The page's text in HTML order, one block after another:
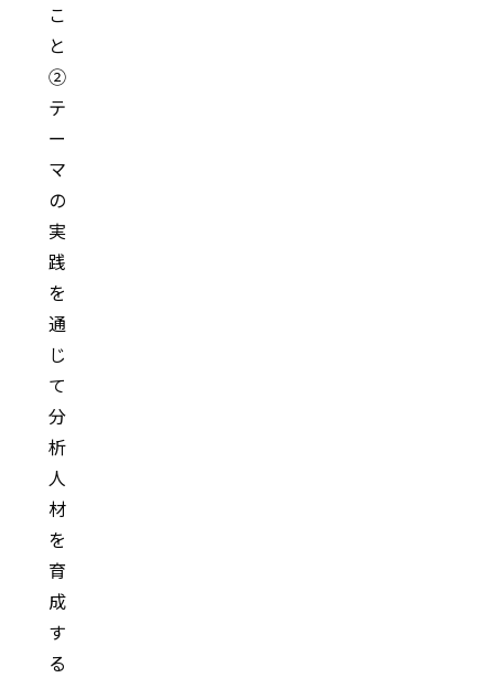
こ
と
②
テ
ー
マ
の
実
践
を
通
じ
て
分
析
人
材
を
育
成
す
る